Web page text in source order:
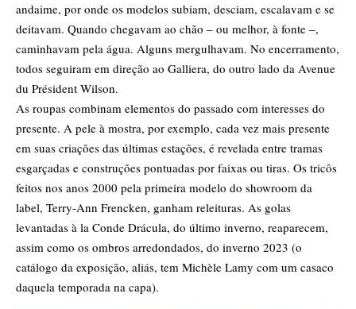
andaime, por onde os modelos subiam, desciam, escalavam e se
deitavam. Quando chegavam ao chão – ou melhor, à fonte –,
caminhavam pela água. Alguns mergulhavam. No encerramento,
todos seguiram em direção ao Galliera, do outro lado da Avenue
du Président Wilson.
As roupas combinam elementos do passado com interesses do
presente. A pele à mostra, por exemplo, cada vez mais presente
em suas criações das últimas estações, é revelada entre tramas
esgarçadas e construções pontuadas por faixas ou tiras. Os tricôs
feitos nos anos 2000 pela primeira modelo do showroom da
label, Terry-Ann Frencken, ganham releituras. As golas
levantadas à la Conde Drácula, do último inverno, reaparecem,
assim como os ombros arredondados, do inverno 2023 (o
catálogo da exposição, aliás, tem Michèle Lamy com um casaco
daquela temporada na capa).